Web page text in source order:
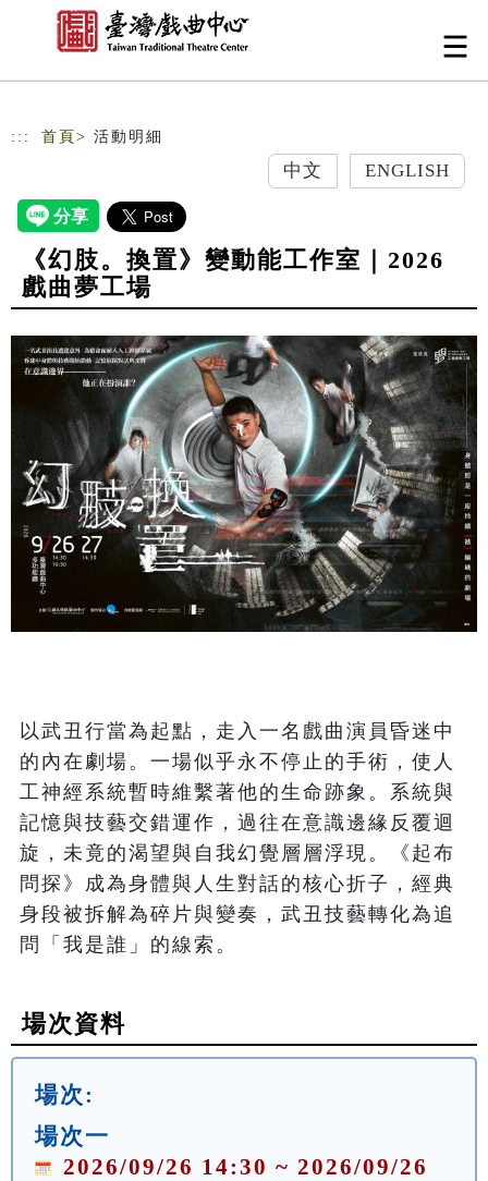
跳到主要內容
網站導覽
::: 首頁 > 活動明細
中文 ENGLISH
《幻肢。換置》變動能工作室｜2026
戲曲夢工場
以武丑行當為起點，走入一名戲曲演員昏迷中
的內在劇場。一場似乎永不停止的手術，使人
工神經系統暫時維繫著他的生命跡象。系統與
記憶與技藝交錯運作，過往在意識邊緣反覆迴
旋，未竟的渴望與自我幻覺層層浮現。《起布
問探》成為身體與人生對話的核心折子，經典
身段被拆解為碎片與變奏，武丑技藝轉化為追
場次資料
場次:
場次一
2026/09/26 14:30 ~ 2026/09/26